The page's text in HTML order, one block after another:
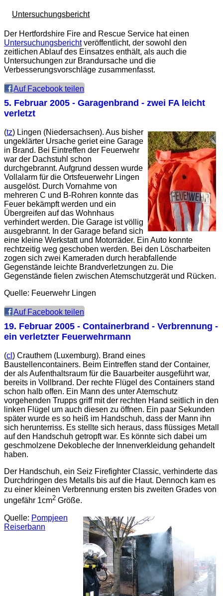
Untersuchungsbericht
Der Hertfordshire Fire and Rescue Service hat einen
Untersuchungsberichtveröffentlicht, der sowohl den
zeitlichen Ablauf des Einsatzes enthält, als auch die
Untersuchungen zur Brandursache und die
Verbesserungsvorschläge zusammenfasst.
Auf Facebook teilen
5. Februar 2005 - Garagenbrand - zwei FA leicht
verletzt
(tz) Lingen (Niedersachsen). Aus bisher
ungeklärter Ursache geriet eine Garage
in Brand. Bei Eintreffen der Feuerwehr
war der Dachstuhl schon
durchgebrannt. Aufgrund dessen wurde
Vollalarm für die Ortsfeuerwehr Lingen
ausgelöst. Durch Vornahme von
mehreren C und B-Rohren konnte das
Feuer bekämpft werden und ein
Übergreifen auf das Wohnhaus
verhindert werden. Die Garage ist völlig
ausgebrannt. In der Garage befand sich
eine kleine Werkstatt und Motorräder. Ein Auto konnte
rechtzeitig weg geschoben werden. Bei den Löscharbeiten
zogen sich zwei Kameraden durch herabfallende
Gegenstände leichte Brandverletzungen zu. Die
Gegenstände fielen zwischen Atemschutzgerät und Rücken.
Quelle: Feuerwehr Lingen
Auf Facebook teilen
19. Februar 2005 - Containerbrand - Verbrennung -
ein verletzter Feuerwehrmann
(cl ) Crauthem (Luxemburg). Brand eines
Baustellencontainers. Beim Eintreffen stand der Container,
der als Aufenthaltsraum für die Bauarbeiter ausgeführt war,
bereits in Vollbrand. Der rechte Flügel des Containers stand
schon halb offen. Ein Mann des unter Atemschutz
vorgehenden Trupps griff mit der rechten Hand seitlich in den
linken Flügel um auch diesen zu öffnen. Ein paar Sekunden
später wurde es so heiß im Handschuh, dass der Mann ihn
sich herunterriss. Es stellte sich heraus, dass flüssiges Metall
auf den Handschuh getropft war. Es könnte sich dabei um
geschmolzene Dekobleche der Innenverkleidung gehandelt
haben.
Der Handschuh, ein Seiz Firefighter Classic, verhinderte das
Durchdringen des Metalls bis auf die Haut. Dennoch kam es
zu einer kleinen Verbrennung ersten bis zweiten Grades von
ungefähr 1cm2 Größe.
Quelle: Pompjeen
Reiserbann